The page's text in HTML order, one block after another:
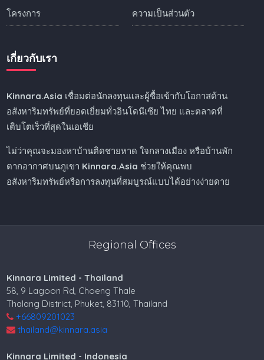
โครงการ ความเป็นส่วนตัว
เกี่ยวกับเรา
Kinnara.Asia เชื่อมต่อนักลงทุนและผู้ซื้อเข้ากับโอกาสด้าน
อสังหาริมทรัพย์ที่ยอดเยี่ยมทั่วอินโดนีเซีย ไทย และตลาดที่
เติบโตเร็วที่สุดในเอเชีย
ไม่ว่าคุณจะมองหาบ้านติดชายหาด ใจกลางเมือง หรือบ้านพัก
ตากอากาศบนภูเขา Kinnara.Asia ช่วยให้คุณพบ
อสังหาริมทรัพย์หรือการลงทุนที่สมบูรณ์แบบได้อย่างง่ายดาย
Regional Offices
Kinnara Limited - Thailand
58, 9 Lagoon Rd, Choeng Thale
Thalang District, Phuket, 83110, Thailand
+66809201023
thailand@kinnara.asia
Kinnara Limited - Indonesia